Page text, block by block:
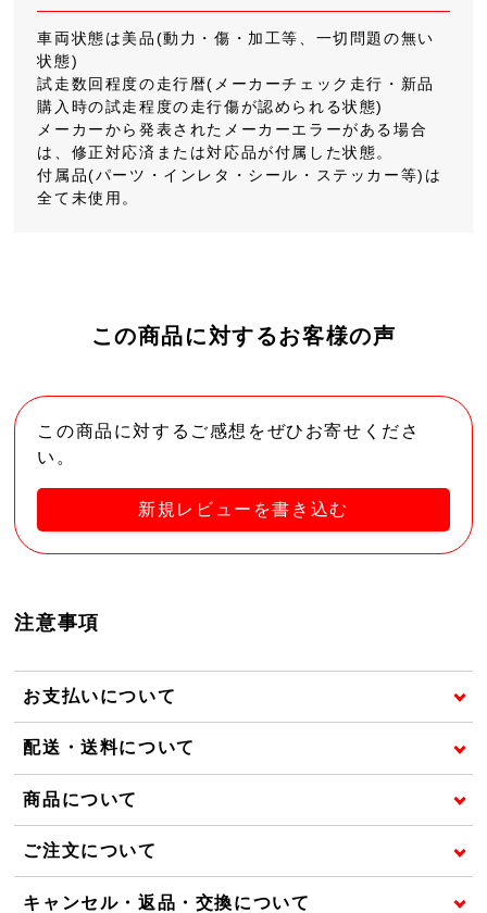
車両状態は美品(動力・傷・加工等、一切問題の無い
状態)
試走数回程度の走行暦(メーカーチェック走行・新品
購入時の試走程度の走行傷が認められる状態)
メーカーから発表されたメーカーエラーがある場合
は、修正対応済または対応品が付属した状態。
付属品(パーツ・インレタ・シール・ステッカー等)は
全て未使用。
この商品に対するお客様の声
この商品に対するご感想をぜひお寄せくださ
い。
新規レビューを書き込む
注意事項
お支払いについて
配送・送料について
商品について
ご注文について
キャンセル・返品・交換について